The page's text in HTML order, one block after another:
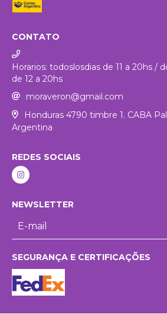
CONTATO
Horarios: todoslosdias de 11 a 20hs /
de 12 a 20hs
moraveron@gmail.com
Honduras 4790 timbre 1. CABA
Argentina
REDES SOCIAIS
NEWSLETTER
SEGURANÇA E CERTIFICAÇÕES